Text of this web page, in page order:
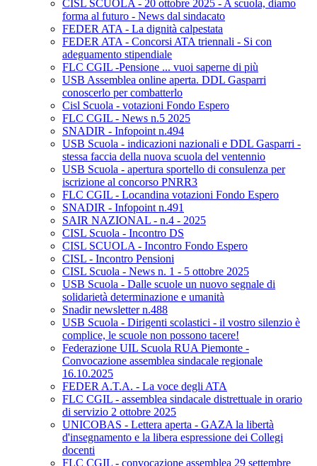
CISL SCUOLA - 20 ottobre 2025 - A scuola, diamo
forma al futuro - News dal sindacato
FEDER ATA - La dignità calpestata
FEDER ATA - Concorsi ATA triennali - Si con
adeguamento stipendiale
FLC CGIL -Pensione ... vuoi saperne di più
USB Assemblea online aperta. DDL Gasparri
conoscerlo per combatterlo
Cisl Scuola - votazioni Fondo Espero
FLC CGIL - News n.5 2025
SNADIR - Infopoint n.494
USB Scuola - indicazioni nazionali e DDL Gasparri -
stessa faccia della nuova scuola del ventennio
USB Scuola - apertura sportello di consulenza per
iscrizione al concorso PNRR3
FLC CGIL - Locandina votazioni Fondo Espero
SNADIR - Infopoint n.491
SAIR NAZIONAL - n.4 - 2025
CISL Scuola - Incontro DS
CISL SCUOLA - Incontro Fondo Espero
CISL - Incontro Pensioni
CISL Scuola - News n. 1 - 5 ottobre 2025
USB Scuola - Dalle scuole un nuovo segnale di
solidarietà determinazione e umanità
Snadir newsletter n.488
USB Scuola - Dirigenti scolastici - il vostro silenzio è
complice, le scuole non possono tacere!
Federazione UIL Scuola RUA Piemonte -
Convocazione assemblea sindacale regionale
16.10.2025
FEDER A.T.A. - La voce degli ATA
FLC CGIL - assemblea sindacale distrettuale in orario
di servizio 2 ottobre 2025
UNICOBAS - Lettera aperta - GAZA la libertà
d'insegnamento e la libera espressione dei Collegi
docenti
FLC CGIL - convocazione assemblea 29 settembre